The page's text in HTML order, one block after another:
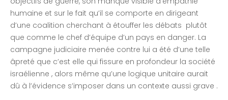
humaine et sur le fait qu’il se comporte en dirigeant
d’une coalition cherchant à étouffer les débats plutôt
que comme le chef d’équipe d’un pays en danger. La
campagne judiciaire menée contre lui a été d’une telle
âpreté que c’est elle qui fissure en profondeur la société
israélienne , alors même qu’une logique unitaire aurait
dû à l’évidence s’imposer dans un contexte aussi grave .